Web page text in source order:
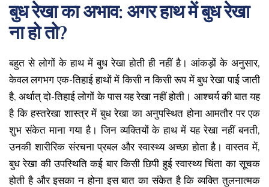
बुध रेखा का अभाव: अगर हाथ में बुध रेखा
ना हो तो?
बहुत से लोगों के हाथ में बुध रेखा होती ही नहीं है। आंकड़ों के अनुसार,
केवल लगभग एक-तिहाई हाथों में किसी न किसी रूप में बुध रेखा पाई जाती
है, अर्थात् दो-तिहाई लोगों के पास यह रेखा नहीं होती। आश्चर्य की बात यह
है कि हस्तरेखा शास्त्र में बुध रेखा का अनुपस्थित होना आमतौर पर एक
शुभ संकेत माना गया है। जिन व्यक्तियों के हाथ में यह रेखा नहीं बनती,
उनकी शारीरिक संरचना प्रबल और स्वास्थ्य अच्छा होता है। वास्तव में,
बुध रेखा की उपस्थिति कई बार किसी छिपी हुई स्वास्थ्य चिंता का सूचक
होती है और इसका न होना इस बात का संकेत है कि व्यक्ति तुलनात्मक